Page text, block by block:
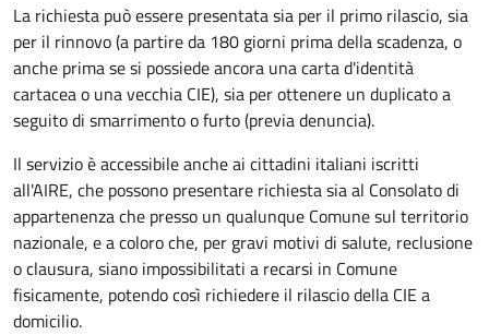
La richiesta può essere presentata sia per il primo rilascio, sia
per il rinnovo (a partire da 180 giorni prima della scadenza, o
anche prima se si possiede ancora una carta d'identità
cartacea o una vecchia CIE), sia per ottenere un duplicato a
seguito di smarrimento o furto (previa denuncia).
Il servizio è accessibile anche ai cittadini italiani iscritti
all'AIRE, che possono presentare richiesta sia al Consolato di
appartenenza che presso un qualunque Comune sul territorio
nazionale, e a coloro che, per gravi motivi di salute, reclusione
o clausura, siano impossibilitati a recarsi in Comune
fisicamente, potendo così richiedere il rilascio della CIE a
domicilio.